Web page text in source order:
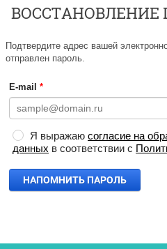
ВОССТАНОВЛЕНИЕ
Подтвердите адрес вашей
отправлен пароль.
E-mail *
Я выражаю согласие на
данных в соответствии с
НАПОМНИТЬ ПАРОЛЬ